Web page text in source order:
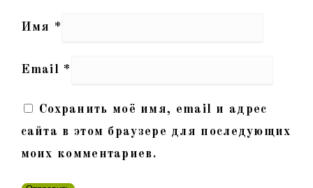
Имя *
Email *
Сохранить моё имя, email и адрес
сайта в этом браузере для последующих
моих комментариев.